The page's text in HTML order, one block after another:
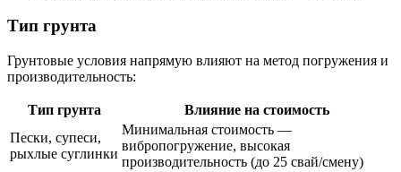
Тип грунта
Грунтовые условия напрямую влияют на метод погружения и
производительность:
Тип грунта
Влияние на стоимость
Пески, супеси,
рыхлые суглинки
Минимальная стоимость —
вибропогружение, высокая
производительность (до 25 свай/смену)